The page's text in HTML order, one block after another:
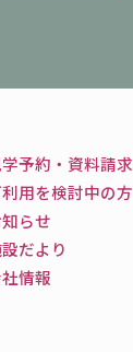
学予約・資料請求
利用を検討中の方
らせ
だより
情報